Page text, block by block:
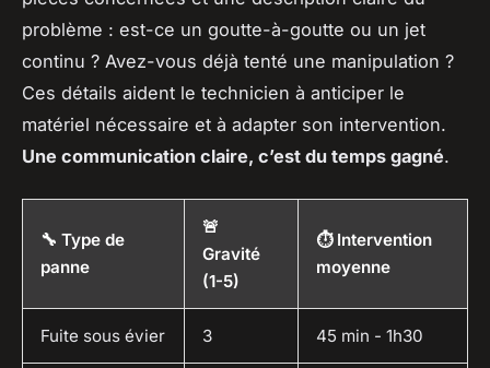
problème : est-ce un goutte-à-goutte ou un jet
continu ? Avez-vous déjà tenté une manipulation ?
Ces détails aident le technicien à anticiper le
matériel nécessaire et à adapter son intervention.
Une communication claire, c’est du temps gagné.
🔧 Type de
panne
🚨
Gravité
(1-5)
⏱️ Intervention
moyenne
Fuite sous évier 3 45 min - 1h30